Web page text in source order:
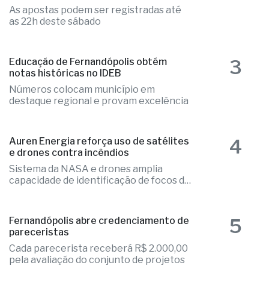
As apostas podem ser registradas até
as 22h deste sábado
Educação de Fernandópolis obtém
notas históricas no IDEB
Números colocam município em
destaque regional e provam excelência
3
Auren Energia reforça uso de satélites
e drones contra incêndios
Sistema da NASA e drones amplia
capacidade de identificação de focos de
4
Fernandópolis abre credenciamento de
pareceristas
Cada parecerista receberá R$ 2.000,00
pela avaliação do conjunto de projetos
5